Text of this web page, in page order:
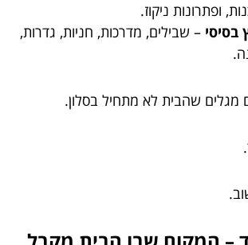
ופתרונות ניקוז.
בסיסי – שבילים, מדרכות, חניות, גדרות,
מגלים שהבית לא מתחיל בסלון.